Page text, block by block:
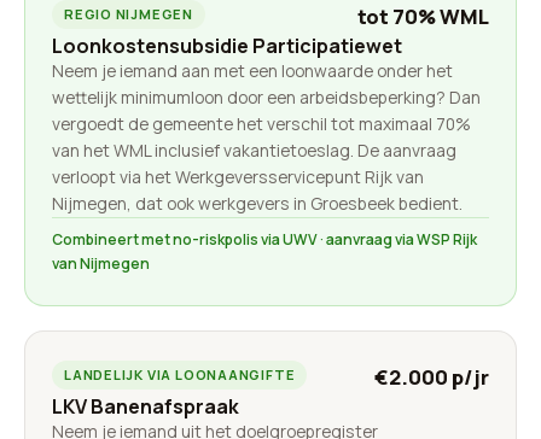
REGIO NIJMEGEN tot 70% WML
Loonkostensubsidie Participatiewet
Neem je iemand aan met een loonwaarde onder het
wettelijk minimumloon door een arbeidsbeperking? Dan
vergoedt de gemeente het verschil tot maximaal 70%
van het WML inclusief vakantietoeslag. De aanvraag
verloopt via het Werkgeversservicepunt Rijk van
Nijmegen, dat ook werkgevers in Groesbeek bedient.
Combineert met no-riskpolis via UWV · aanvraag via WSP Rijk
van Nijmegen
LANDELIJK VIA LOONAANGIFTE €2.000 p/jr
LKV Banenafspraak
Neem je iemand uit het doelgroepregister